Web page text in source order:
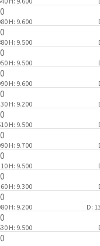
H: 9.600
H: 9.500
H: 9.500
H: 9.600
H: 9.200
H: 9.500
H: 9.700
H: 9.500
H: 9.300
H: 9.200 D:
H: 9.500